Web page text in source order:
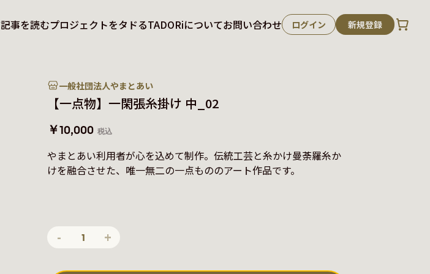
記事を読むプロジェクトをタドるTADORiについてお問い合わせ ログイン 新規登録
一般社団法人やまとあい
【一点物】一閑張糸掛け 中_02
￥10,000 税込
やまとあい利用者が心を込めて制作。伝統工芸と糸かけ曼荼羅糸か
けを融合させた、唯一無二の一点もののアート作品です。
- 1 +